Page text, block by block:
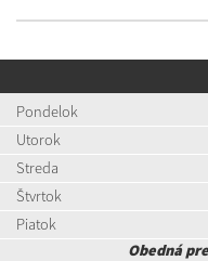
Pondelok
Utorok
Streda
Štvrtok
Piatok
Obedná